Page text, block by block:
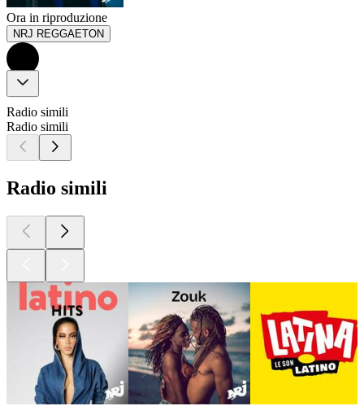
Ora in riproduzione
NRJ REGGAETON
Radio simili
Radio simili
Radio simili